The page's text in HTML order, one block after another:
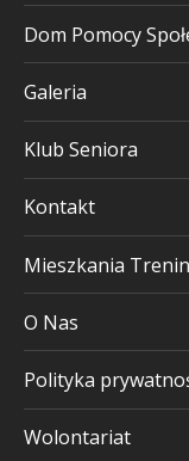
Dom Pomocy
Galeria
Klub Seniora
Kontakt
Mieszkania
O Nas
Polityka
Wolontariat